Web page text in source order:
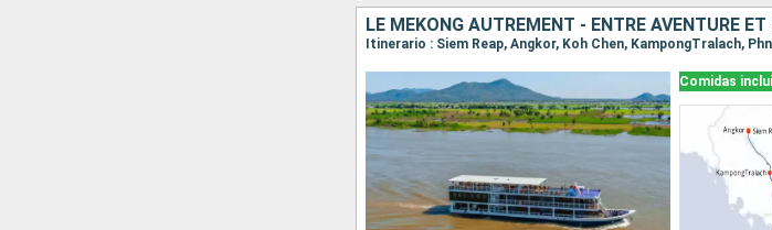
LE MÉKONG AUTREMENT - ENTRE AVENTURE
Itinerario : Siem Reap, Angkor, Koh Chen, KampongTralach,
Comidas